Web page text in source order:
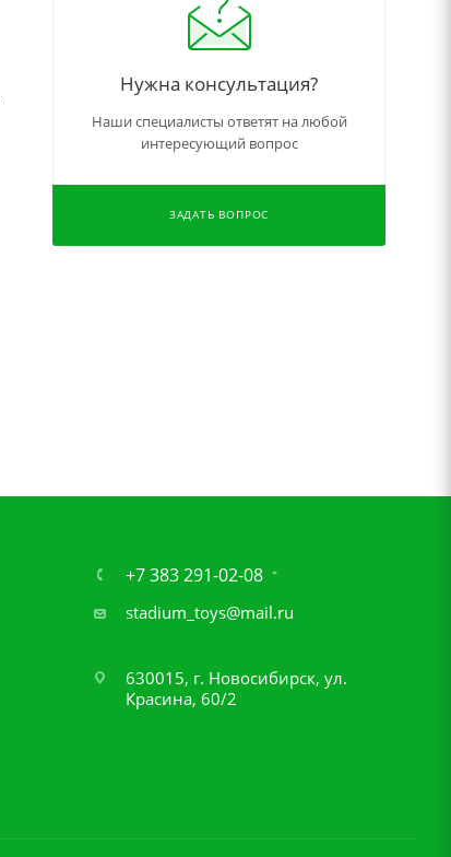
Нужна консультация?
Наши специалисты ответят на любой
интересующий вопрос
ЗАДАТЬ ВОПРОС
+7 383 291-02-08
stadium_toys@mail.ru
630015, г. Новосибирск, ул.
Красина, 60/2